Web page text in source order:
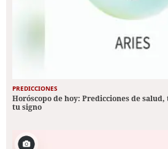
PREDICCIONES
Horóscopo de hoy: Predicciones de
tu signo